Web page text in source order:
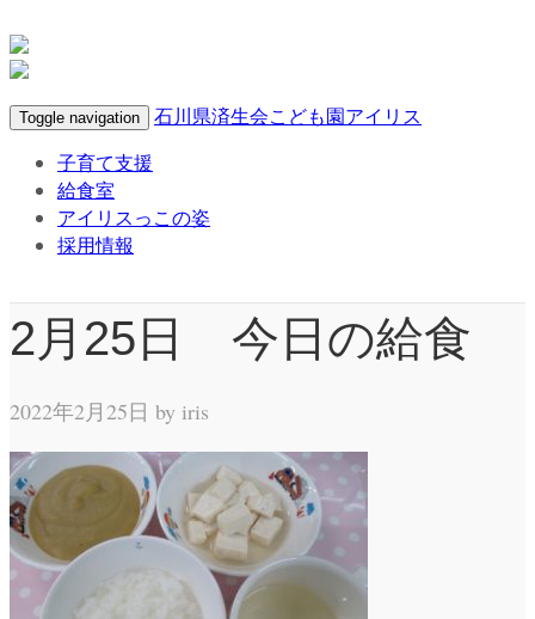
Toggle navigation
石川県済生会こども園アイリス
子育て支援
給食室
アイリスっこの姿
採用情報
2月25日 今日の給食
2022年2月25日 by iris